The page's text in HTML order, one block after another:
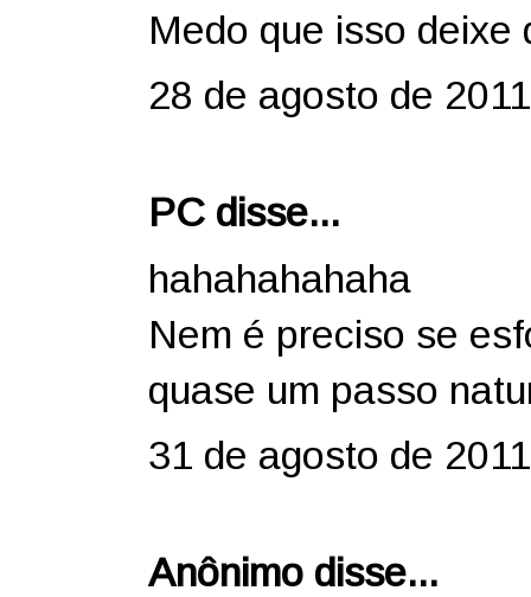
Medo que isso deixe
28 de agosto de
PC disse...
hahahahahaha
Nem é preciso se
quase um passo
31 de agosto de
Anônimo disse...